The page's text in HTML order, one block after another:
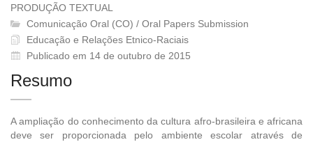
PRODUÇÃO TEXTUAL
Comunicação Oral (CO) / Oral Papers Submission
Educação e Relações Etnico-Raciais
Publicado em 14 de outubro de 2015
Resumo
A ampliação do conhecimento da cultura afro-brasileira e africana
deve ser proporcionada pelo ambiente escolar através de